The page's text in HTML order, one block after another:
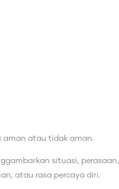
aman atau tidak aman.
situasi, perasaan,
atau rasa percaya diri.